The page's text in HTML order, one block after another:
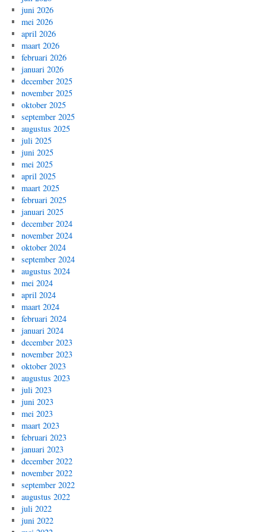
juni 2026
mei 2026
april 2026
maart 2026
februari 2026
januari 2026
december 2025
november 2025
oktober 2025
september 2025
augustus 2025
juli 2025
juni 2025
mei 2025
april 2025
maart 2025
februari 2025
januari 2025
december 2024
november 2024
oktober 2024
september 2024
augustus 2024
mei 2024
april 2024
maart 2024
februari 2024
januari 2024
december 2023
november 2023
oktober 2023
augustus 2023
juli 2023
juni 2023
mei 2023
maart 2023
februari 2023
januari 2023
december 2022
november 2022
september 2022
augustus 2022
juli 2022
juni 2022